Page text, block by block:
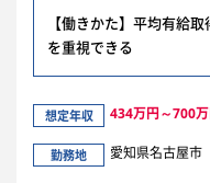
【働きかた】平均有給
を重視できる
想定年収 434万円～700
勤務地 愛知県名古屋市